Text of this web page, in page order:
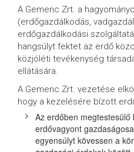
A Gemenc Zrt. a
(erdőgazdálkodás,
erdőgazdálkodási
hangsúlyt fektet az erdő
közjóléti tevékenység
ellátására.
A Gemenc Zrt. vezetése
hogy a kezelésére bízott
Az erdőben
erdővagyont
egyensúlyt kövessen a